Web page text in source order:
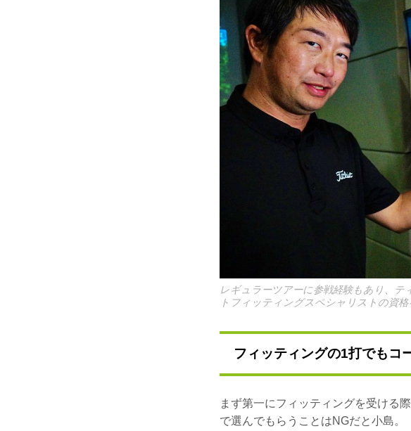
レギュラーツアーに参戦経験もあり、
トフィッティングスペシャリストの資
フィッティングの1打でもコ
まず第一にフィッティングを受ける
で選んでもらうことはNGだと小島。